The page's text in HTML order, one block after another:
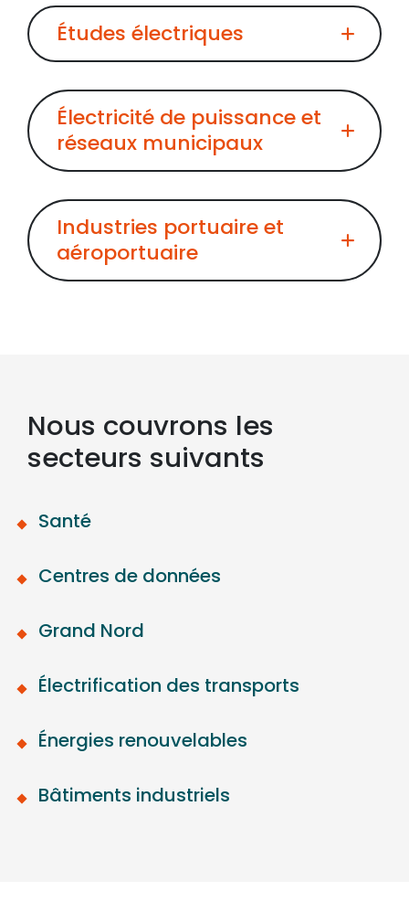
Études électriques
Électricité de puissance et
réseaux municipaux
Industries portuaire et
aéroportuaire
Nous couvrons les
secteurs suivants
Santé
Centres de données
Grand Nord
Électrification des transports
Énergies renouvelables
Bâtiments industriels